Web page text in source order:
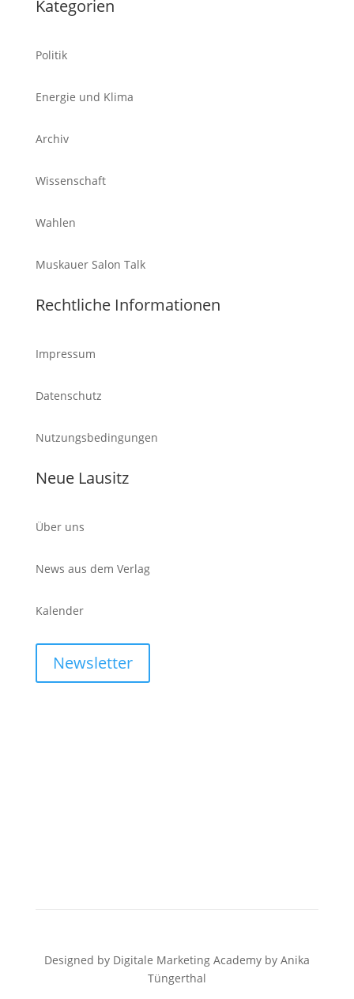
Kategorien
Politik
Energie und Klima
Archiv
Wissenschaft
Wahlen
Muskauer Salon Talk
Rechtliche Informationen
Impressum
Datenschutz
Nutzungsbedingungen
Neue Lausitz
Über uns
News aus dem Verlag
Kalender
Newsletter
Designed by Digitale Marketing Academy by Anika
Tüngerthal